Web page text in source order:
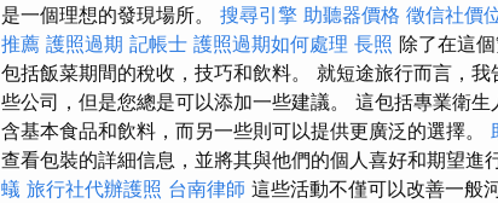
是一個理想的發現場所。 搜尋引擎 助聽器價格 徵信社價
推薦 護照過期 記帳士 護照過期如何處理 長照 除了在這
包括飯菜期間的稅收，技巧和飲料。 就短途旅行而言，
些公司，但是您總是可以添加一些建議。 這包括專業衛
含基本食品和飲料，而另一些則可以提供更廣泛的選擇。
查看包裝的詳細信息，並將其與他們的個人喜好和期望進
蟻 旅行社代辦護照 台南律師 這些活動不僅可以改善一般